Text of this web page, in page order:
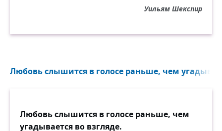
Уильям Шекспир
Любовь слышится в голосе раньше, чем
Любовь слышится в голосе раньше, чем
угадывается во взгляде.